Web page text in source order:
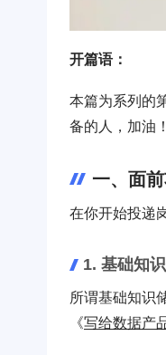
开篇语：
本篇为系列的
备的人，加油！
一、面
在你开始投递
1. 基础知
所谓基础知识
《写给数据产